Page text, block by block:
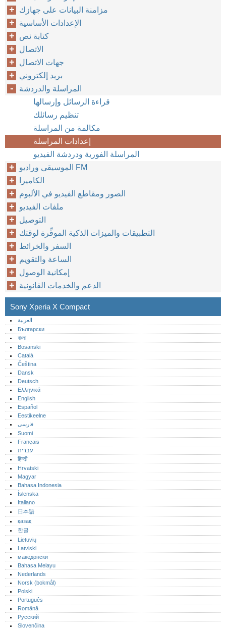
مزامنة البيانات على جهازك
الإعدادات الأساسية
كتابة نص
الاتصال
جهات الاتصال
بريد إلكتروني
المراسلة والدردشة
قراءة الرسائل وإرسالها
تنظيم رسائلك
مكالمة من المراسلة
إعدادات المراسلة
المراسلة الفورية ودردشة الفيديو
الموسيقى وراديو FM
الكاميرا
الصور ومقاطع الفيديو في الألبوم
ملفات الفيديو
التوصيل
التطبيقات والميزات الذكية الموفِّرة لوقتك
السفر والخرائط
الساعة والتقويم
إمكانية الوصول
الدعم والخدمات القانونية
Sony Xperia X Compact
العربية
Български
বাংলা
Bosanski
Català
Čeština
Dansk
Deutsch
Ελληνικά
English
Español
Eestikeelne
فارسی
Suomi
Français
עברית
हिन्दी
Hrvatski
Magyar
Bahasa Indonesia
Íslenska
Italiano
日本語
қазақ
한글
Lietuvių
Latviski
македонски
Bahasa Melayu
Nederlands
Norsk (bokmål)‎
Polski
Português‎
Română
Русский
Slovenčina